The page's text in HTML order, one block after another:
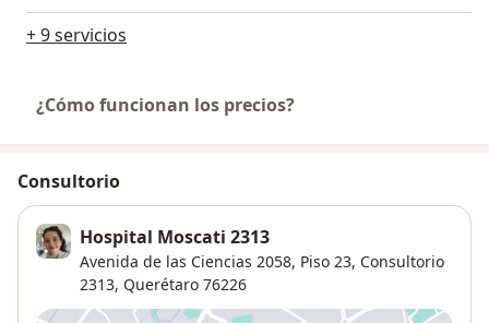
+ 9 servicios
¿Cómo funcionan los precios?
Consultorio
Hospital Moscati 2313
Avenida de las Ciencias 2058, Piso 23, Consultorio
2313, Querétaro 76226